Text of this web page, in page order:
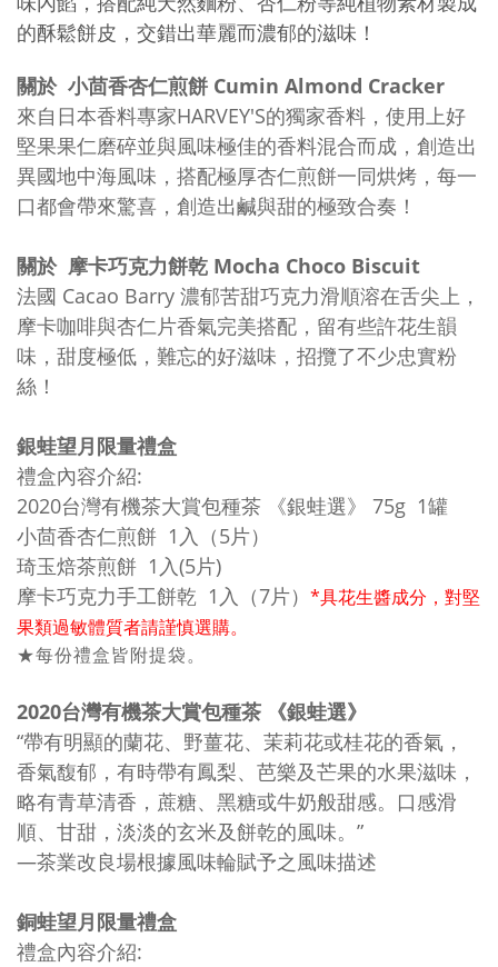
的酥鬆餅皮，交錯出華麗而濃郁的滋味！
關於 小茴香杏仁煎餅 Cumin Almond Cracker
來自日本香料專家HARVEY'S的獨家香料，使用上好
堅果果仁磨碎並與風味極佳的香料混合而成，創造出
異國地中海風味，搭配極厚杏仁煎餅一同烘烤，每一
口都會帶來驚喜，創造出鹹與甜的極致合奏！
關於 摩卡巧克力餅乾 Mocha Choco Biscuit
法國 Cacao Barry 濃郁苦甜巧克力滑順溶在舌尖上，
摩卡咖啡與杏仁片香氣完美搭配，留有些許花生韻
味，甜度極低，難忘的好滋味，招攬了不少忠實粉
絲！
銀蛙望月限量禮盒
禮盒內容介紹:
2020台灣有機茶大賞包種茶 《銀蛙選》 75g 1罐
小茴香杏仁煎餅 1入（5片）
琦玉焙茶煎餅 1入(5片)
摩卡巧克力手工餅乾 1入（7片） *具花生醬成分，對堅
果類過敏體質者請謹慎選購。
★每份禮盒皆附提袋。
2020台灣有機茶大賞包種茶 《銀蛙選》
“帶有明顯的蘭花、野薑花、茉莉花或桂花的香氣，
香氣馥郁，有時帶有鳳梨、芭樂及芒果的水果滋味，
略有青草清香，蔗糖、黑糖或牛奶般甜感。口感滑
順、甘甜，淡淡的玄米及餅乾的風味。”
—茶業改良場根據風味輪賦予之風味描述
銅蛙望月限量禮盒
禮盒內容介紹: